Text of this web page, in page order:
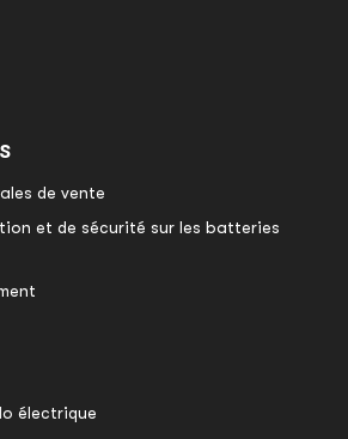
de vente
et de sécurité sur les batteries
électrique